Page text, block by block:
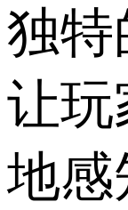
独特
让玩
地感